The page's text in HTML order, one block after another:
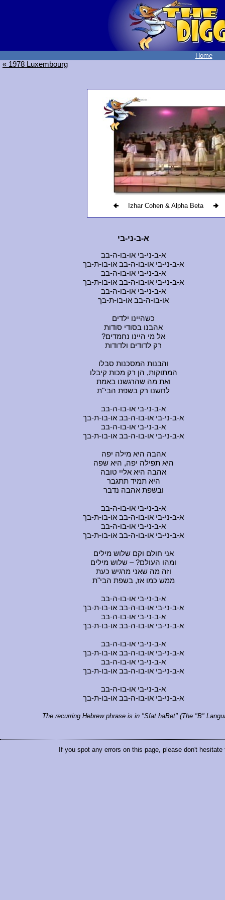
Home
« 1978 Luxembourg
Izhar Cohen & Alpha Beta
א-ב-ני-בי
א-ב-ני-בי או-בו-ה-בב
א-ב-ני-בי או-בו-ה-בב או-בו-ת-בך
א-ב-ני-בי או-בו-ה-בב
א-ב-ני-בי או-בו-ה-בב או-בו-ת-בך
א-ב-ני-בי או-בו-ה-בב
או-בו-ה-בב או-בו-ת-בך
כשהיינו ילדים
אהבנו בסודי סודות
?אל מי היינו נחמדים
רק לדודים ולדודות
והבנות המסכנות סבלו
המתוקות, הן רק מכות קיבלו
ואת מה שהרגשנו באמת
לחשנו רק בשפת הבי"ת
א-ב-ני-בי או-בו-ה-בב
א-ב-ני-בי או-בו-ה-בב או-בו-ת-בך
א-ב-ני-בי או-בו-ה-בב
א-ב-ני-בי או-בו-ה-בב או-בו-ת-בך
אהבה היא מילה יפה
היא תפילה יפה, היא שפה
אהבה היא אליי טובה
היא תמיד תתגבר
ובשפת אהבה נדבר
א-ב-ני-בי או-בו-ה-בב
א-ב-ני-בי או-בו-ה-בב או-בו-ת-בך
א-ב-ני-בי או-בו-ה-בב
א-ב-ני-בי או-בו-ה-בב או-בו-ת-בך
אני חולם וקם שלוש מילים
ומהו העולם? – שלוש מילים
וזה מה שאני מרגיש כעת
ממש כמו אז, בשפת הבי"ת
א-ב-ני-בי או-בו-ה-בב
א-ב-ני-בי או-בו-ה-בב או-בו-ת-בך
א-ב-ני-בי או-בו-ה-בב
א-ב-ני-בי או-בו-ה-בב או-בו-ת-בך
א-ב-ני-בי או-בו-ה-בב
א-ב-ני-בי או-בו-ה-בב או-בו-ת-בך
א-ב-ני-בי או-בו-ה-בב
א-ב-ני-בי או-בו-ה-בב או-בו-ת-בך
א-ב-ני-בי או-בו-ה-בב
א-ב-ני-בי או-בו-ה-בב או-בו-ת-בך
The recurring Hebrew phrase is in "Sfat haBet" (The "B"
If you spot any errors on this page, please don't